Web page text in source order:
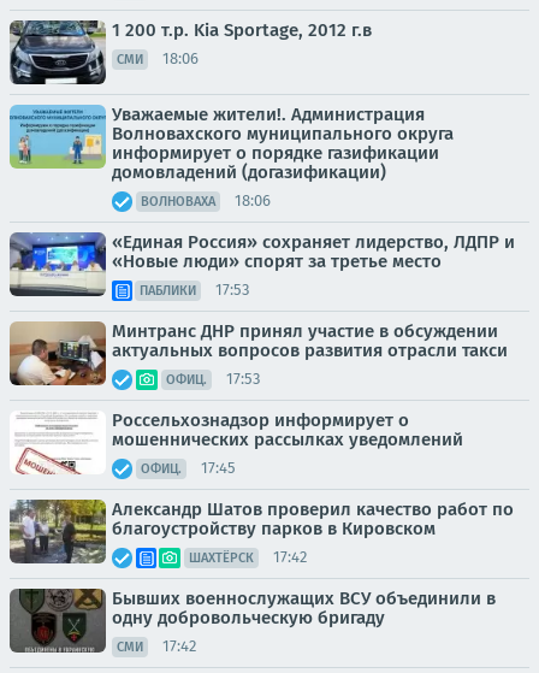
1 200 т.p. Kia Sportage, 2012 г.в
СМИ 18:06
Уважаемые жители!. Администрация
Волновахского муниципального округа
информирует о порядке газификации
домовладений (догазификации)
ВОЛНОВАХА 18:06
«Единая Россия» сохраняет лидерство, ЛДПР и
«Новые люди» спорят за третье место
ПАБЛИКИ 17:53
Минтранс ДНР принял участие в обсуждении
актуальных вопросов развития отрасли такси
ОФИЦ. 17:53
Россельхознадзор информирует о
мошеннических рассылках уведомлений
ОФИЦ. 17:45
Александр Шатов проверил качество работ по
благоустройству парков в Кировском
ШАХТЁРСК 17:42
Бывших военнослужащих ВСУ объединили в
одну добровольческую бригаду
СМИ 17:42